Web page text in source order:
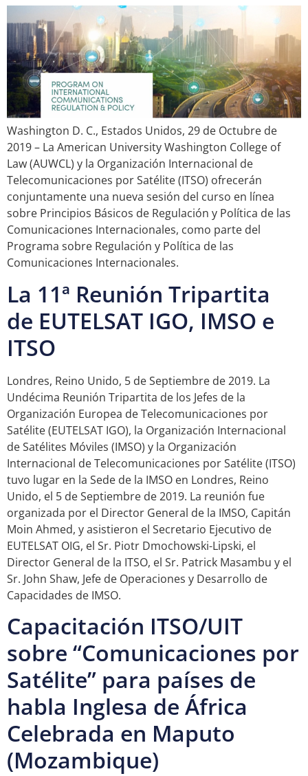
Washington D. C., Estados Unidos, 29 de Octubre de
2019 – La American University Washington College of
Law (AUWCL) y la Organización Internacional de
Telecomunicaciones por Satélite (ITSO) ofrecerán
conjuntamente una nueva sesión del curso en línea
sobre Principios Básicos de Regulación y Política de las
Comunicaciones Internacionales, como parte del
Programa sobre Regulación y Política de las
Comunicaciones Internacionales.
La 11ª Reunión Tripartita
de EUTELSAT IGO, IMSO e
ITSO
Londres, Reino Unido, 5 de Septiembre de 2019. La
Undécima Reunión Tripartita de los Jefes de la
Organización Europea de Telecomunicaciones por
Satélite (EUTELSAT IGO), la Organización Internacional
de Satélites Móviles (IMSO) y la Organización
Internacional de Telecomunicaciones por Satélite (ITSO)
tuvo lugar en la Sede de la IMSO en Londres, Reino
Unido, el 5 de Septiembre de 2019. La reunión fue
organizada por el Director General de la IMSO, Capitán
Moin Ahmed, y asistieron el Secretario Ejecutivo de
EUTELSAT OIG, el Sr. Piotr Dmochowski-Lipski, el
Director General de la ITSO, el Sr. Patrick Masambu y el
Sr. John Shaw, Jefe de Operaciones y Desarrollo de
Capacidades de IMSO.
Capacitación ITSO/UIT
sobre “Comunicaciones por
Satélite” para países de
habla Inglesa de África
Celebrada en Maputo
(Mozambique)